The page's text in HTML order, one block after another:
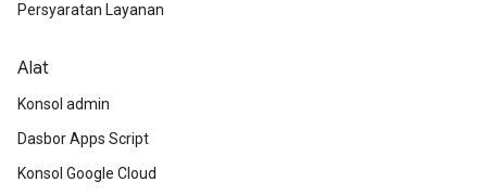
Persyaratan Layanan
Alat
Konsol admin
Dasbor Apps Script
Konsol Google Cloud